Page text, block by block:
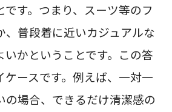
です。つまり、スーツ等のフ
、普段着に近いカジュアルな
いかということです。この答
ケースです。例えば、一対一
の場合、できるだけ清潔感の